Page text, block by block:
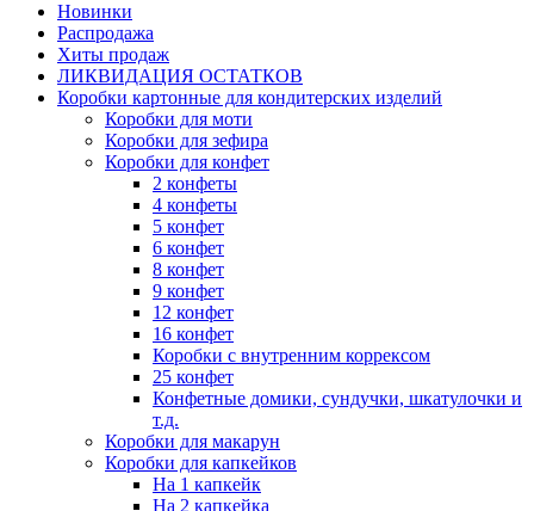
Новинки
Распродажа
Хиты продаж
ЛИКВИДАЦИЯ ОСТАТКОВ
Коробки картонные для кондитерских изделий
Коробки для моти
Коробки для зефира
Коробки для конфет
2 конфеты
4 конфеты
5 конфет
6 конфет
8 конфет
9 конфет
12 конфет
16 конфет
Коробки с внутренним коррексом
25 конфет
Конфетные домики, сундучки, шкатулочки и
т.д.
Коробки для макарун
Коробки для капкейков
На 1 капкейк
На 2 капкейка